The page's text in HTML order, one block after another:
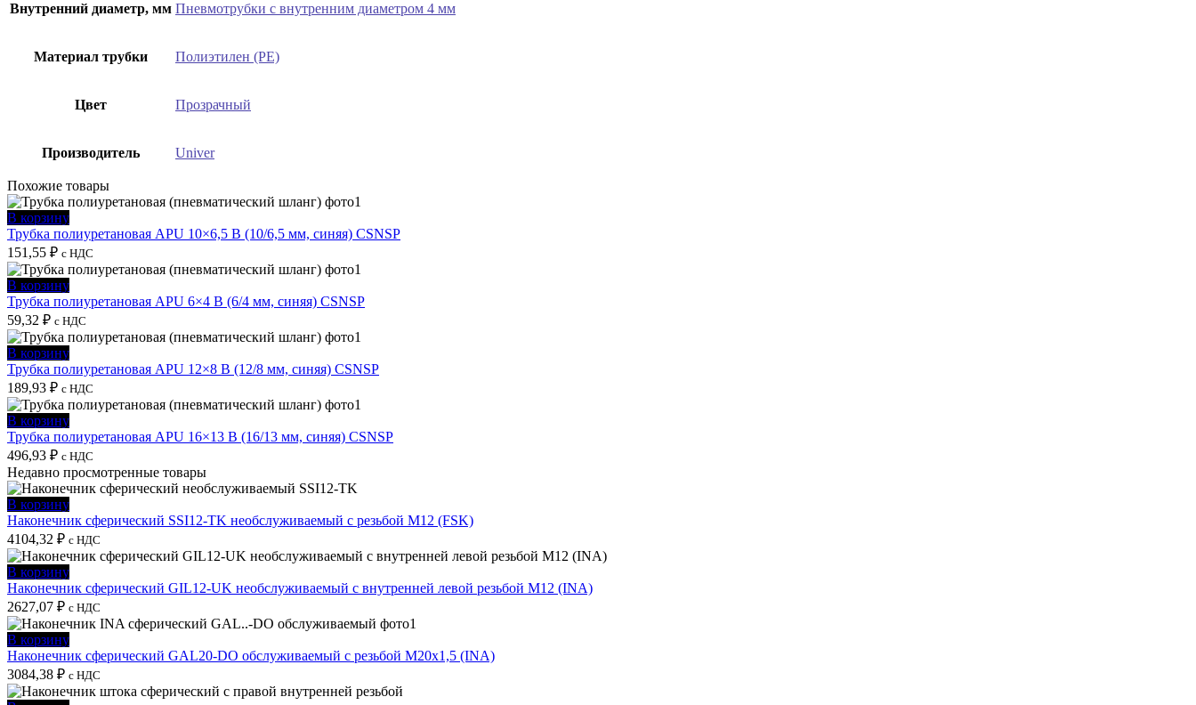
Внутренний диаметр, мм Пневмотрубки с внутренним диаметром 4 мм
Материал трубки Полиэтилен (PE)
Цвет Прозрачный
Производитель Univer
Похожие товары
В корзину
Трубка полиуретановая APU 10×6,5 B (10/6,5 мм, синяя) CSNSP
151,55 ₽ с НДС
В корзину
Трубка полиуретановая APU 6×4 B (6/4 мм, синяя) CSNSP
59,32 ₽ с НДС
В корзину
Трубка полиуретановая APU 12×8 B (12/8 мм, синяя) CSNSP
189,93 ₽ с НДС
В корзину
Трубка полиуретановая APU 16×13 B (16/13 мм, синяя) CSNSP
496,93 ₽ с НДС
Недавно просмотренные товары
В корзину
Наконечник сферический SSI12-TK необслуживаемый с резьбой M12 (FSK)
4104,32 ₽ с НДС
В корзину
Наконечник сферический GIL12-UK необслуживаемый с внутренней левой резьбой M12 (INA)
2627,07 ₽ с НДС
В корзину
Наконечник сферический GAL20-DO обслуживаемый с резьбой M20x1,5 (INA)
3084,38 ₽ с НДС